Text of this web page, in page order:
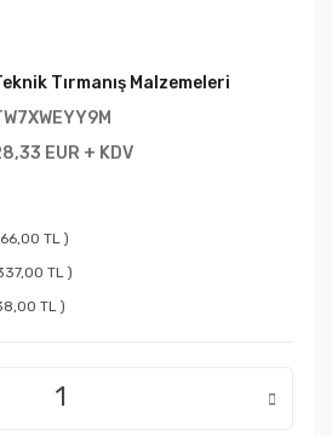
Tırmanış Malzemeleri
EUR + KDV
TL )
TL )
TL )